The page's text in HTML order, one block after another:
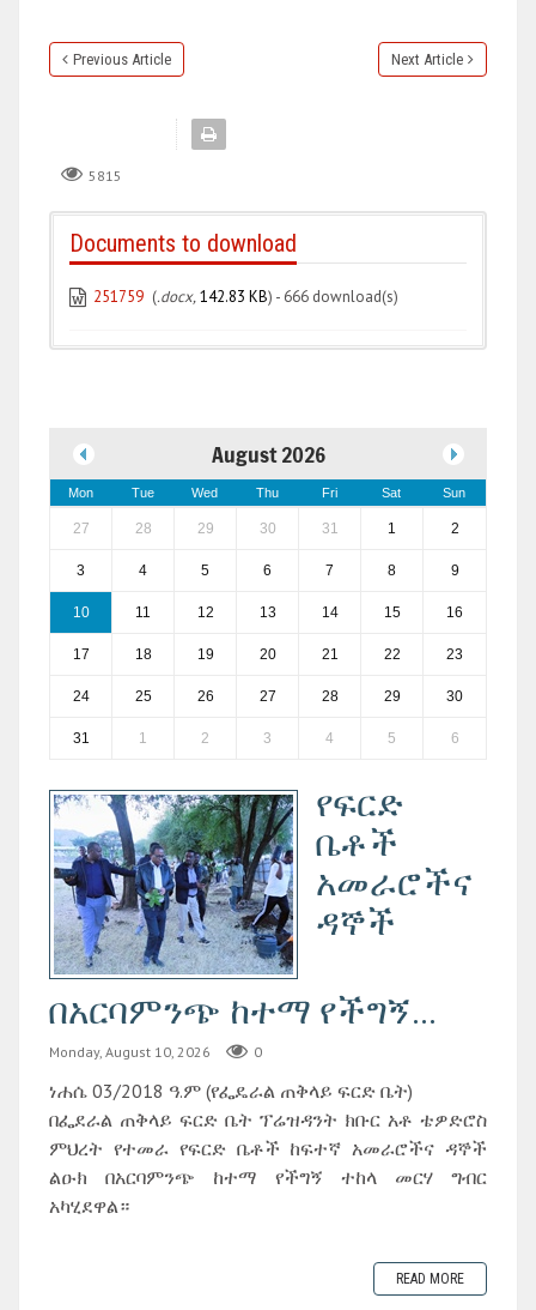
Previous Article Next Article
5815
Documents to download
251759 (.docx,142.83 KB) - 666 download(s)
August 2026
Mon Tue Wed Thu Fri Sat Sun
27 28 29 30 31 1 2
3 4 5 6 7 8 9
10 11 12 13 14 15 16
17 18 19 20 21 22 23
24 25 26 27 28 29 30
31 1 2 3 4 5 6
የፍርድ
ቤቶች
አመራሮችና
ዳኞች
በአርባምንጭ ከተማ የችግኝ...
Monday, August 10, 2026 0
ነሐሴ 03/2018 ዓ.ም (የፌዴራል ጠቅላይ ፍርድ ቤት)
በፌደራል ጠቅላይ ፍርድ ቤት ፕሬዝዳንት ክቡር አቶ ቴዎድሮስ
ምህረት የተመራ የፍርድ ቤቶች ከፍተኛ አመራሮችና ዳኞች
ልዑክ በአርባምንጭ ከተማ የችግኝ ተከላ መርሃ ግብር
አካሂደዋል።
READ MORE